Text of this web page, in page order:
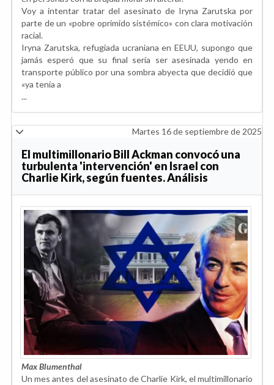
Voy a intentar tratar del asesinato de Iryna Zarutska por
parte de un «pobre oprimido sistémico» con clara motivación
racial.
Iryna Zarutska, refugiada ucraniana en EEUU, supongo que
jamás esperó que su final sería ser asesinada yendo en
transporte público por una sombra abyecta que decidió que
«ya tenía a
...
Martes 16 de septiembre de 2025
El multimillonario Bill Ackman convocó una
turbulenta 'intervención' en Israel con
Charlie Kirk, según fuentes. Análisis
Max Blumenthal
Un mes antes del asesinato de Charlie Kirk, el multimillonario